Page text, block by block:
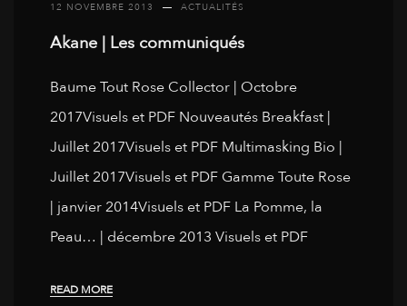
12 NOVEMBRE 2013 ACTUALITÉS
Akane | Les communiqués
Baume Tout Rose Collector | Octobre
2017Visuels et PDF Nouveautés Breakfast |
Juillet 2017Visuels et PDF Multimasking Bio |
Juillet 2017Visuels et PDF Gamme Toute Rose
| janvier 2014Visuels et PDF La Pomme, la
Peau… | décembre 2013 Visuels et PDF
READ MORE